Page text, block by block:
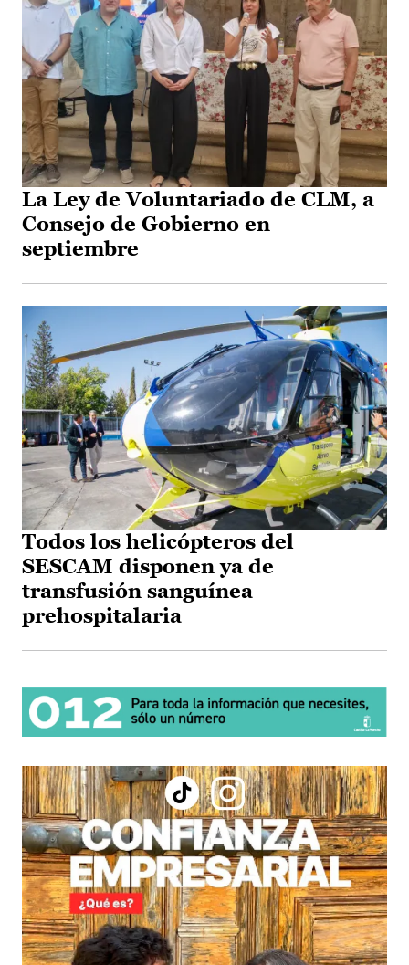
La Ley de Voluntariado de CLM, a
Consejo de Gobierno en
septiembre
Todos los helicópteros del
SESCAM disponen ya de
transfusión sanguínea
prehospitalaria